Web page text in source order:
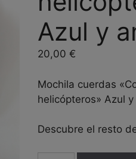
Azul y
20,00 €
Mochila cuerdas
helicópteros» Azul
Descubre el resto